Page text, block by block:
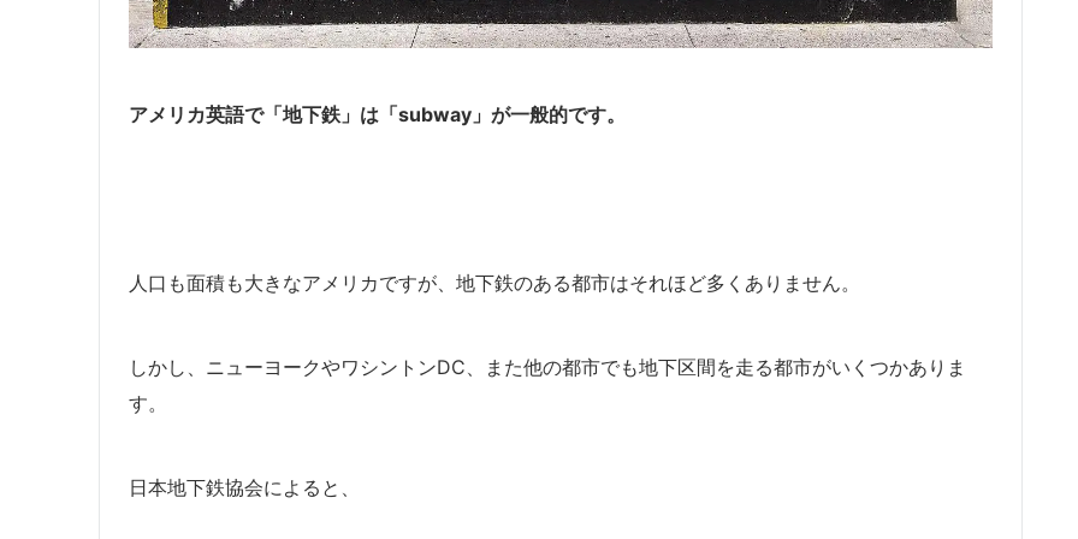
アメリカ英語で「地下鉄」は 「subway」 が一般的です。
人口も面積も大きなアメリカですが、地下鉄のある都市はそれほど多くありません。
しかし、ニューヨークやワシントンDC、また他の都市でも地下区間を走る都市がいくつかありま
す。
日本地下鉄協会によると、